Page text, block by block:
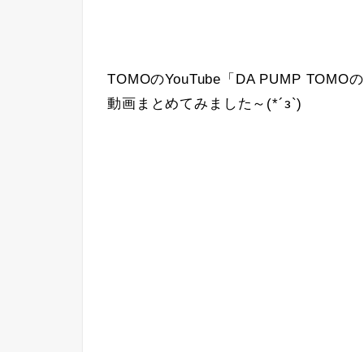
TOMOのYouTube「DA PUMP TOMO
動画まとめてみました～(*´з`)